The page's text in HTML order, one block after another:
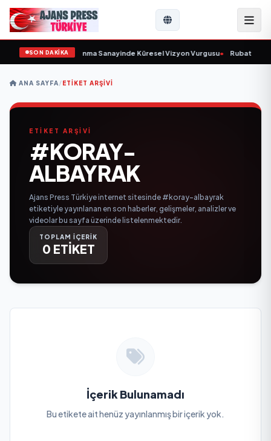
SON DAKİKA
Açıkladı ve Savunma Sanayinde Küresel Vizyon Vurgusu• Rubato
ANA SAYFA/ETIKET ARŞIVI
ETİKET ARŞİVİ
#KORAY-
ALBAYRAK
Ajans Press Türkiye internet sitesinde #koray-albayrak
etiketiyle yayınlanan en son haberler, gelişmeler, analizler ve
videolar bu sayfa üzerinde listelenmektedir.
TOPLAM İÇERİK
0 ETİKET
İçerik Bulunamadı
Bu etikete ait henüz yayınlanmış bir içerik yok.